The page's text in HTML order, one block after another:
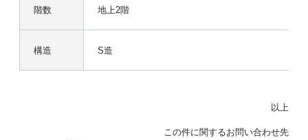
階数 地上2階
構造 S造
以上
この件に関するお問い合わせ先